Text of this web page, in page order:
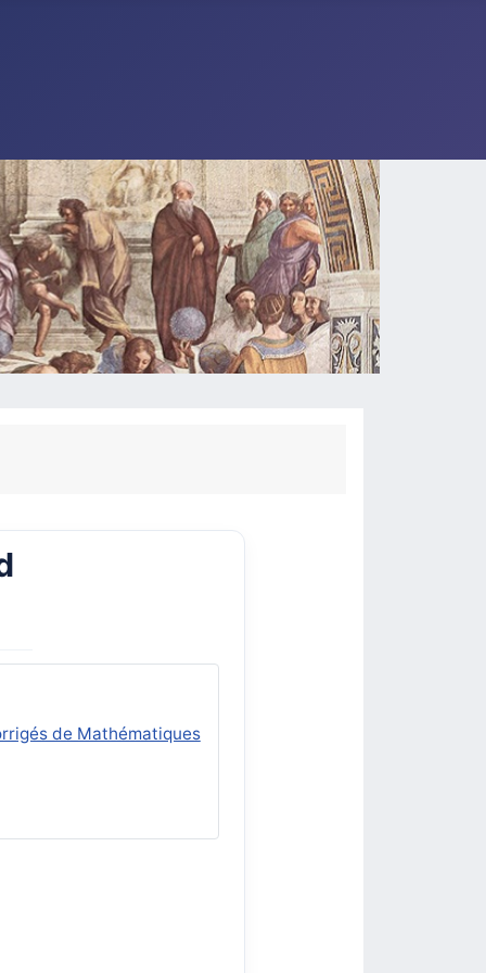
de Mathématiques